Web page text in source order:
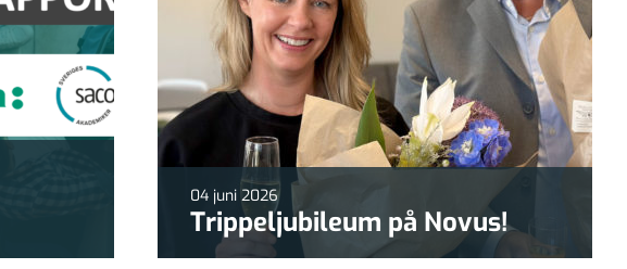
04 juni 2026
Trippeljubileum på Novus!